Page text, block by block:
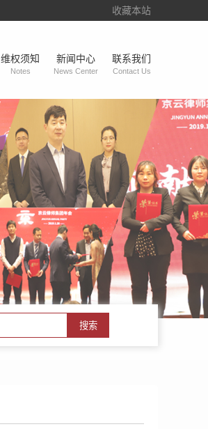
收藏本站
维权须知
Notes
新闻中心
News Center
联系我们
Contact Us
搜索